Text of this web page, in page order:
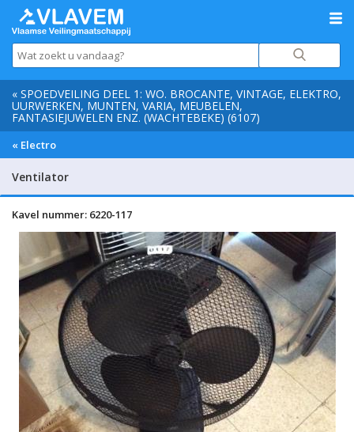
« SPOEDVEILING DEEL 1: WO. BROCANTE, VINTAGE, ELEKTRO,
UURWERKEN, MUNTEN, VARIA, MEUBELEN,
FANTASIEJUWELEN ENZ. (WACHTEBEKE) (6107)
« Electro
Ventilator
Kavel nummer: 6220-117